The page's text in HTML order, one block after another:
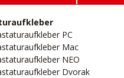
PC
Mac
NEO
Dvorak